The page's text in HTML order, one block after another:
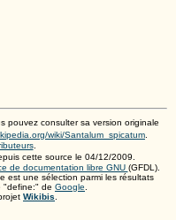
pouvez consulter sa version originale
wiki/Santalum_spicatum
.
cette source le 04/12/2009
de documentation libre GNU (GFDL).
est une sélection parmi les résultats
"define:" de Google
Wikibis